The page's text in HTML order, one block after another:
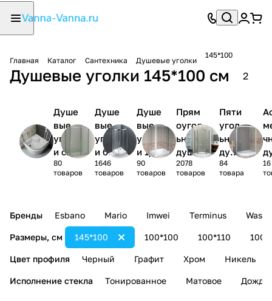
Главная Каталог Сантехника Душевые уголки
145*100
Душевые уголки 145*100 см 2
Душе
вые
уголк
и с
поддо
ном
80
товаров
Душе
вые
уголк
и без
поддо
на
1646
товаров
Душе
вые
уголк
и 1/4
круга
90
товаров
Прям
оугол
ьные
душев
ые
уголк
2078
товаров
Пяти
угол
ьные
душе
вые
угол
84
товара
16
Бренды Esbano Mario Imwei Terminus
Размеры, см 100*100 100*110
145*100
Цвет профиля Черный Графит Хром Никель
Исполнение стекла Тонированное Матовое Дождь